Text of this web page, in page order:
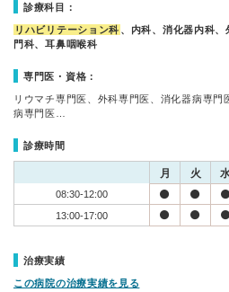
診療科目：
リハビリテーション科 、内科、消化器内科
門科、耳鼻咽喉科
専門医・資格：
リウマチ専門医、外科専門医、消化器病専門
病専門医…
診療時間
月 火
08:30-12:00
13:00-17:00
治療実績
この病院の治療実績を見る